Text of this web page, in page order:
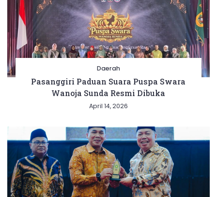
Daerah
Pasanggiri Paduan Suara Puspa Swara
Wanoja Sunda Resmi Dibuka
April 14, 2026